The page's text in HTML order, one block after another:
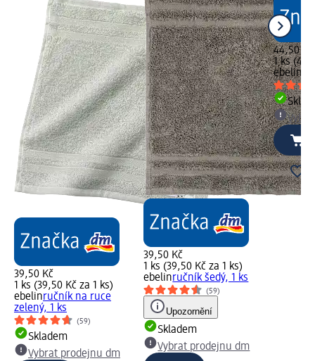
39,50 Kč
1 ks (39,50 Kč za 1 ks)
ebelinručník na ruce
zelený, 1 ks
(59)
Skladem
Vybrat prodejnu dm
39,50 Kč
1 ks (39,50 Kč za 1 ks)
ebelinručník šedý, 1 ks
(59)
Upozornění
Skladem
Vybrat prodejnu dm
44,50 Kč
1 ks
ebelin